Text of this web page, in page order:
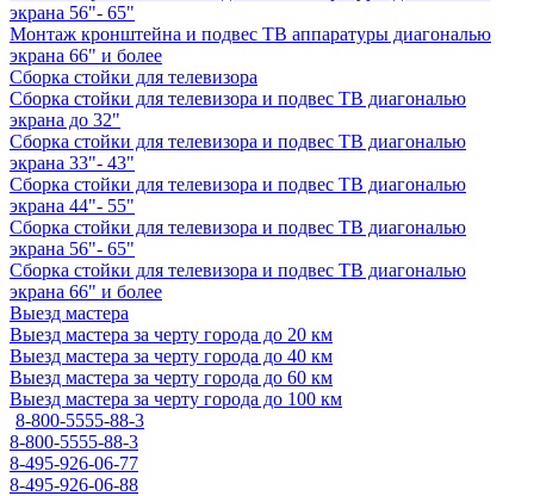
экрана 56"- 65"
Монтаж кронштейна и подвес ТВ аппаратуры диагональю
экрана 66" и более
Сборка стойки для телевизора
Сборка стойки для телевизора и подвес ТВ диагональю
экрана до 32"
Сборка стойки для телевизора и подвес ТВ диагональю
экрана 33"- 43"
Сборка стойки для телевизора и подвес ТВ диагональю
экрана 44"- 55"
Сборка стойки для телевизора и подвес ТВ диагональю
экрана 56"- 65"
Сборка стойки для телевизора и подвес ТВ диагональю
экрана 66" и более
Выезд мастера
Выезд мастера за черту города до 20 км
Выезд мастера за черту города до 40 км
Выезд мастера за черту города до 60 км
Выезд мастера за черту города до 100 км
8-800-5555-88-3
8-800-5555-88-3
8-495-926-06-77
8-495-926-06-88